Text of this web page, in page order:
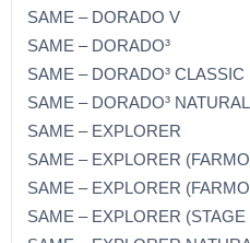
SAME – DORADO V
SAME – DORADO³
SAME – DORADO³ CLASSIC
SAME – DORADO³ NATURAL
SAME – EXPLORER
SAME – EXPLORER
SAME – EXPLORER
SAME – EXPLORER (STAGE